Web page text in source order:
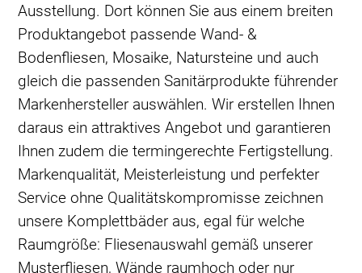
Ausstellung. Dort können Sie aus einem breiten
Produktangebot passende Wand- &
Bodenfliesen, Mosaike, Natursteine und auch
gleich die passenden Sanitärprodukte führender
Markenhersteller auswählen. Wir erstellen Ihnen
daraus ein attraktives Angebot und garantieren
Ihnen zudem die termingerechte Fertigstellung.
Markenqualität, Meisterleistung und perfekter
Service ohne Qualitätskompromisse zeichnen
unsere Komplettbäder aus, egal für welche
Raumgröße: Fliesenauswahl gemäß unserer
Musterfliesen, Wände raumhoch oder nur